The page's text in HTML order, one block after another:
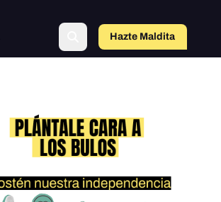
Hazte Maldito
a